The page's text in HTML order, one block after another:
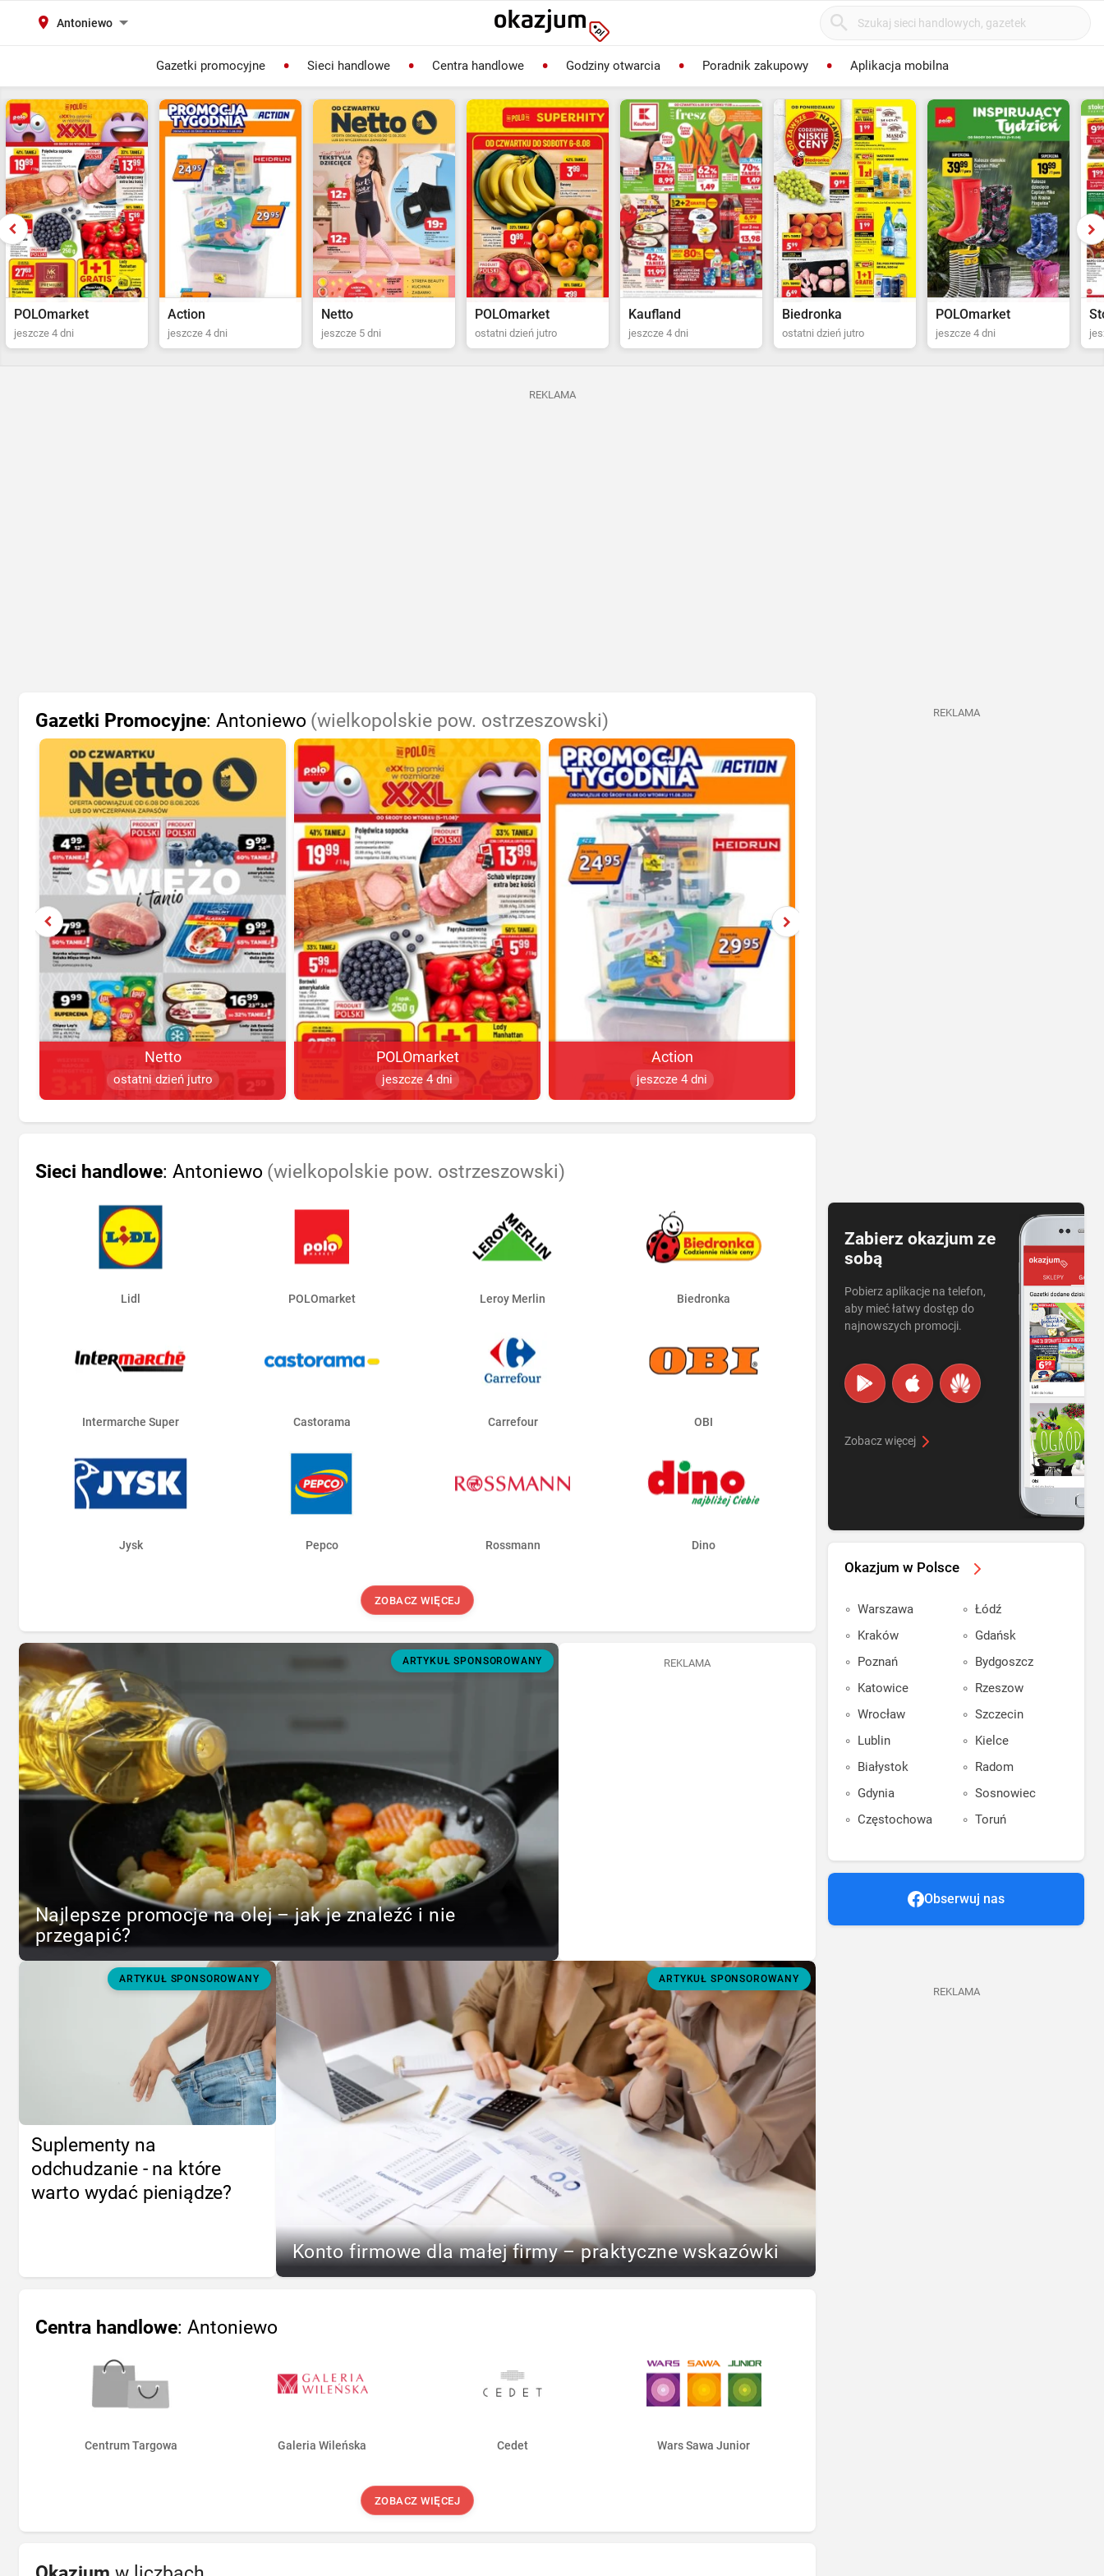
Antoniewo
Gazetki promocyjne Sieci handlowe Centra handlowe Godziny otwarcia Poradnik zakupowy Aplikacja mobilna
Action
jeszcze 4 dni
Netto
jeszcze 5 dni
POLOmarket
ostatni dzień jutro
Kaufland
jeszcze 4 dni
Biedronka
ostatni dzień jutro
POLOmarket
jeszcze 4 dni jeszcze 5 dni
REKLAMA
Gazetki Promocyjne: Antoniewo (wielkopolskie pow. ostrzeszowski)
Netto
ostatni dzień jutro
POLOmarket
jeszcze 4 dni
Action
jeszcze 4 dni
Sieci handlowe: Antoniewo (wielkopolskie pow. ostrzeszowski)
Lidl POLOmarket Leroy Merlin Biedronka
Intermarche Super Castorama Carrefour OBI
Jysk Pepco Rossmann Dino
ZOBACZ WIĘCEJ
ARTYKUŁ SPONSOROWANY
Najlepsze promocje na olej – jak je znaleźć i nie
przegapić?
REKLAMA
ARTYKUŁ SPONSOROWANY
Suplementy na
odchudzanie - na które
warto wydać pieniądze?
ARTYKUŁ SPONSOROWANY
Konto firmowe dla małej firmy – praktyczne wskazówki
Centra handlowe: Antoniewo
Centrum Targowa Galeria Wileńska Cedet Wars Sawa Junior
ZOBACZ WIĘCEJ
REKLAMA
Zabierz okazjum ze
sobą
Pobierz aplikacje na telefon,
aby mieć łatwy dostęp do
najnowszych promocji.
Zobacz więcej
Okazjum w Polsce
Warszawa
Kraków
Poznań
Katowice
Wrocław
Lublin
Białystok
Gdynia
Częstochowa
Łódź
Gdańsk
Bydgoszcz
Rzeszow
Szczecin
Kielce
Radom
Sosnowiec
Toruń
Obserwuj nas
REKLAMA